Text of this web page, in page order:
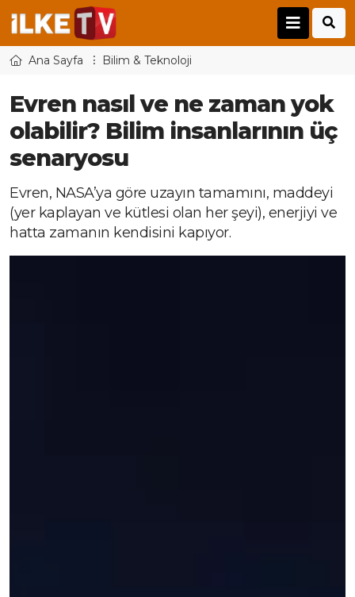
Ana Sayfa Bilim & Teknoloji
Evren nasıl ve ne zaman yok
olabilir? Bilim insanlarının üç
senaryosu
Evren, NASA’ya göre uzayın tamamını, maddeyi
(yer kaplayan ve kütlesi olan her şeyi), enerjiyi ve
hatta zamanın kendisini kapıyor.